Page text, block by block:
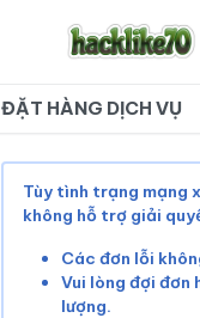
ĐẶT HÀNG DỊCH VỤ
Tùy tình trạng mạng
không hỗ trợ giải
Các đơn lỗi
Vui lòng đợi
lượng.